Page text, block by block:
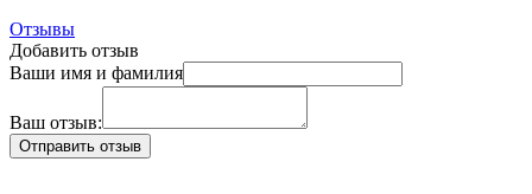
Отзывы
Добавить отзыв
Ваши имя и фамилия
Ваш отзыв: